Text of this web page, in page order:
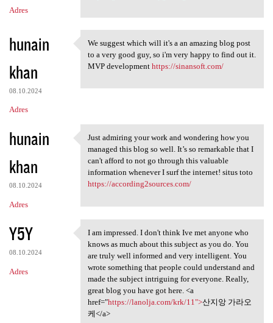
Adres
hunain
khan
08.10.2024
Adres
We suggest which will it's a
We suggest which will it's a an amazing blog post
to a very good guy, so i'm very happy to find out it.
MVP development https://sinansoft.com/
hunain
khan
08.10.2024
Adres
Just admiring your work and
Just admiring your work and wondering how you
managed this blog so well. It’s so remarkable that I
can't afford to not go through this valuable
information whenever I surf the internet! situs toto
https://according2sources.com/
Y5Y
08.10.2024
Adres
I am impressed. I don't think
I am impressed. I don't think Ive met anyone who
knows as much about this subject as you do. You
are truly well informed and very intelligent. You
wrote something that people could understand and
made the subject intriguing for everyone. Really,
great blog you have got here. <a
href="https://lanolja.com/krk/11">산지앙 가라오
케</a>